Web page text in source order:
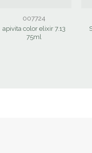
007724
apivita color elixir 7.13
75ml